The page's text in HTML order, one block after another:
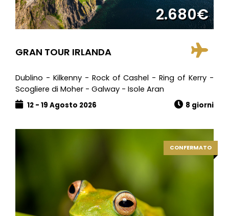
2.680€
GRAN TOUR IRLANDA
Dublino - Kilkenny - Rock of Cashel - Ring of Kerry -
Scogliere di Moher - Galway - Isole Aran
12 - 19 Agosto 2026 8 giorni
CONFERMATO